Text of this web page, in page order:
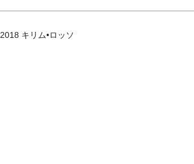
キリム•ロッソ